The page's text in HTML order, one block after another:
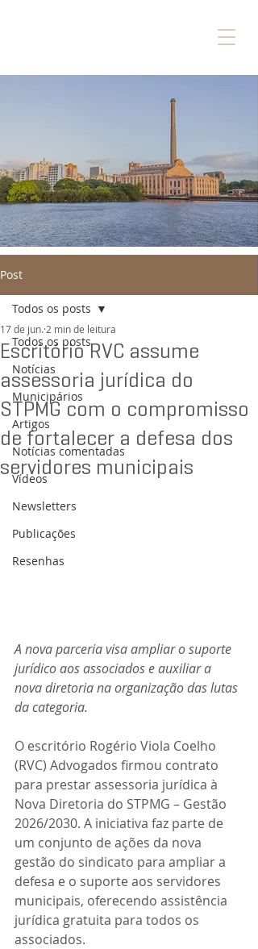
Post
Todos os posts
Notícias
Municipários
Artigos
Notícias comentadas
Vídeos
Newsletters
Publicações
Resenhas
Todos os posts
Escritório RVC assume
assessoria jurídica do
STPMG com o compromisso
de fortalecer a defesa dos
servidores municipais
17 de jun. 2 min de leitura
A nova parceria visa ampliar o suporte
jurídico aos associados e auxiliar a
nova diretoria na organização das lutas
da categoria.
O escritório Rogério Viola Coelho
(RVC) Advogados firmou contrato
para prestar assessoria jurídica à
Nova Diretoria do STPMG – Gestão
2026/2030. A iniciativa faz parte de
um conjunto de ações da nova
gestão do sindicato para ampliar a
defesa e o suporte aos servidores
municipais, oferecendo assistência
jurídica gratuita para todos os
associados.